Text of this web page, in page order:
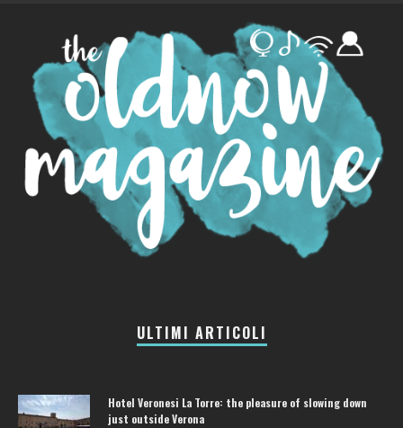
ULTIMI ARTICOLI
Hotel Veronesi La Torre: the pleasure of slowing down
just outside Verona